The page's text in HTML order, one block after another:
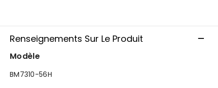
Renseignements Sur Le Produit
Modèle
BM7310-56H